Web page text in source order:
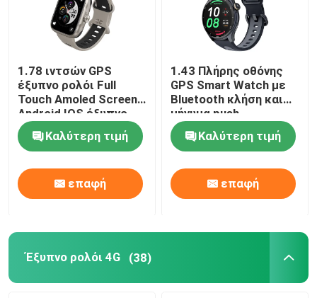
Προϊόντα
1.78 ιντσών GPS
έξυπνο ρολόι Full
Touch Amoled Screen
Android IOS έξυπνο
ρολόι BT καλώντας
Καλύτερη τιμή
επαφή
1.43 Πλήρης οθόνης
GPS Smart Watch με
Bluetooth κλήση και
μήνυμα push
Καλύτερη τιμή
επαφή
Έξυπνο ρολόι 4G (38)